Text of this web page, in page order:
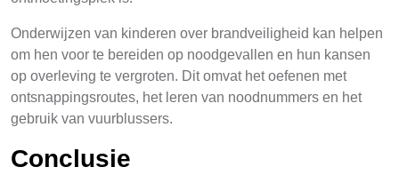
Onderwijzen van kinderen over brandveiligheid kan helpen
om hen voor te bereiden op noodgevallen en hun kansen
op overleving te vergroten. Dit omvat het oefenen met
ontsnappingsroutes, het leren van noodnummers en het
gebruik van vuurblussers.
Conclusie